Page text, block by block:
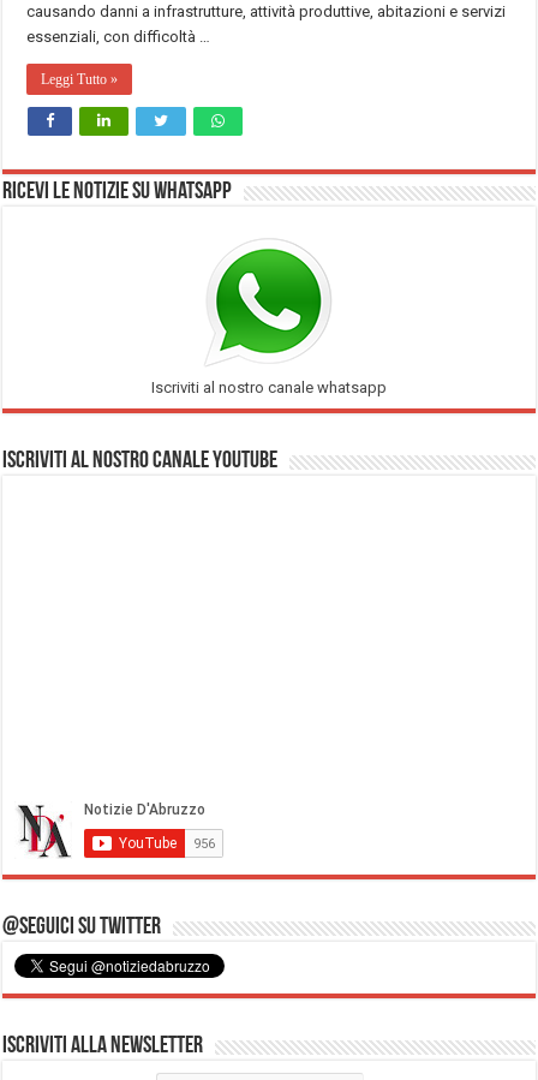
causando danni a infrastrutture, attività produttive, abitazioni e servizi
essenziali, con difficoltà …
Leggi Tutto »
Ricevi le notizie su Whatsapp
Iscriviti al nostro canale whatsapp
Iscriviti al nostro Canale Youtube
@Seguici su Twitter
Iscriviti alla Newsletter